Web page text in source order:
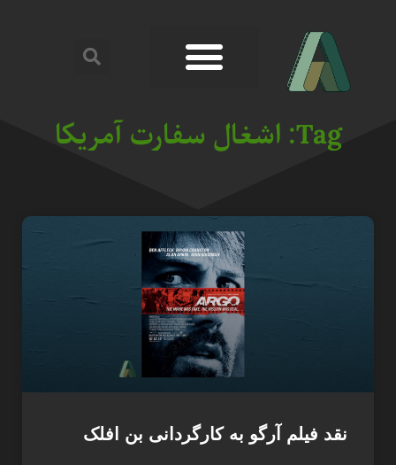
Tag: اشغال سفارت آمریکا
نقد فیلم آرگو به کارگردانی بن افلک